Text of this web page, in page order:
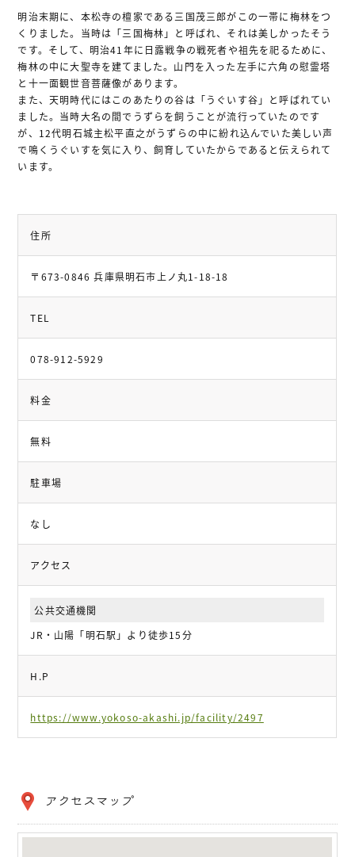
サイトマップ
明治末期に、本松寺の檀家である三国茂三郎がこの一帯に梅林をつ
くりました。当時は「三国梅林」と呼ばれ、それは美しかったそう
です。そして、明治41年に日露戦争の戦死者や祖先を祀るために、
梅林の中に大聖寺を建てました。山門を入った左手に六角の慰霊塔
と十一面観世音菩薩像があります。
また、天明時代にはこのあたりの谷は「うぐいす谷」と呼ばれてい
ました。当時大名の間でうずらを飼うことが流行っていたのです
が、12代明石城主松平直之がうずらの中に紛れ込んでいた美しい声
で鳴くうぐいすを気に入り、飼育していたからであると伝えられて
います。
住所
〒673-0846 兵庫県明石市上ノ丸1-18-18
TEL
078-912-5929
料金
無料
駐車場
なし
アクセス
公共交通機関
JR・山陽「明石駅」より徒歩15分
H.P
https://www.yokoso-akashi.jp/facility/2497
アクセスマップ